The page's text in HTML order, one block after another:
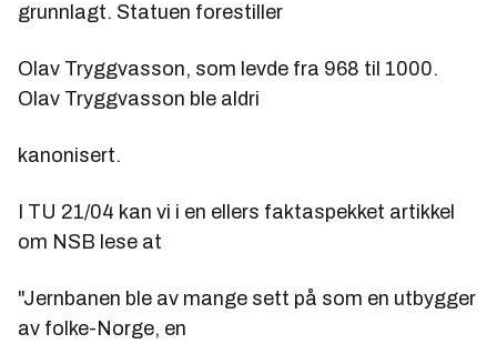
grunnlagt. Statuen forestiller
Olav Tryggvasson, som levde fra 968 til 1000.
Olav Tryggvasson ble aldri
kanonisert.
I TU 21/04 kan vi i en ellers faktaspekket artikkel
om NSB lese at
"Jernbanen ble av mange sett på som en utbygger
av folke-Norge, en